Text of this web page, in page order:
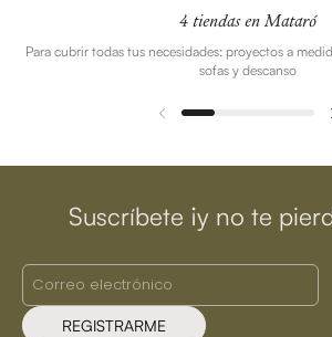
4 tiendas en Mataró
Para cubrir todas tus necesidades: proyectos a
sofas y descanso
Suscríbete ¡y no te
REGISTRARME